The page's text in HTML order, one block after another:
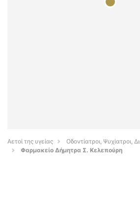
Αετοί της υγείας
Οδοντίατροι, Ψυχίατροι,
Φαρμακείο Δήμητρα Σ. Κελεπούρη